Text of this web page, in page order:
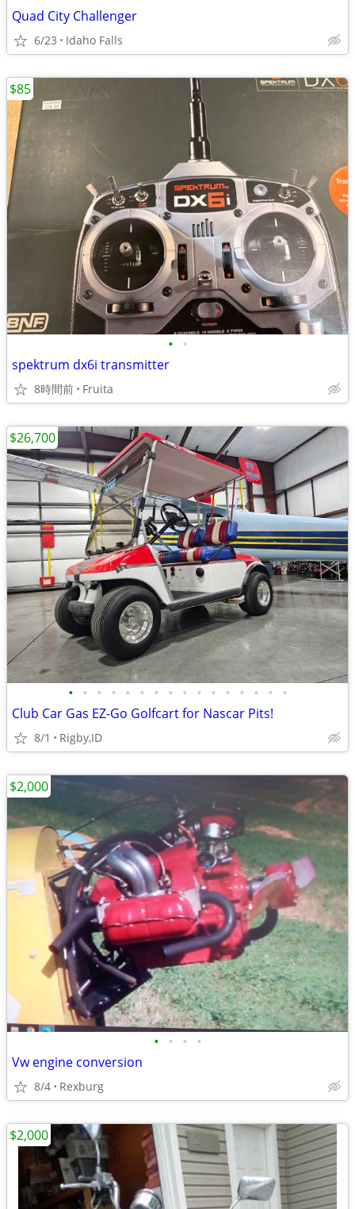
Quad City Challenger
6/23 Idaho Falls
• •
spektrum dx6i transmitter
8時間前 Fruita
$85
• • • • • • • • • • • • • • • •
Club Car Gas EZ-Go Golfcart for Nascar Pits!
8/1 Rigby,ID
$26,700
• • • •
Vw engine conversion
8/4 Rexburg
$2,000
$2,000